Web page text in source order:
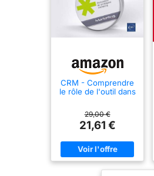
CRM - Comprendre
le rôle de l'outil dans
29,00 €
21,61 €